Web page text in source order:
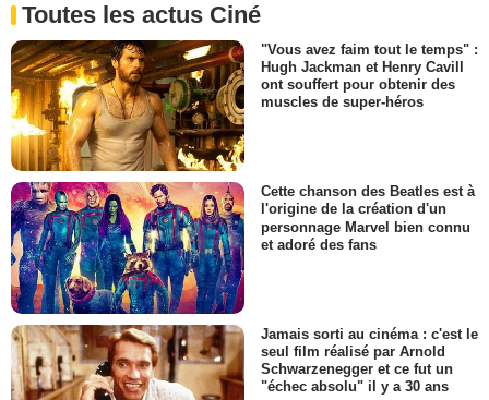
Toutes les actus Ciné
"Vous avez faim tout le temps" :
Hugh Jackman et Henry Cavill
ont souffert pour obtenir des
muscles de super-héros
Cette chanson des Beatles est à
l'origine de la création d'un
personnage Marvel bien connu
et adoré des fans
Jamais sorti au cinéma : c'est le
seul film réalisé par Arnold
Schwarzenegger et ce fut un
"échec absolu" il y a 30 ans